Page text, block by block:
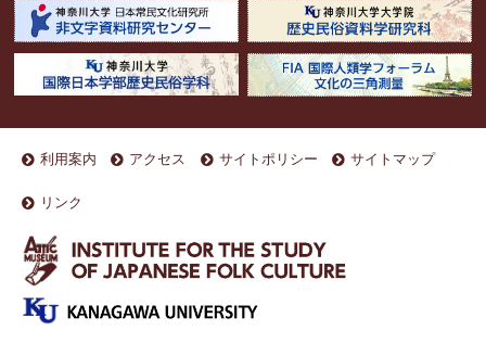
利用案内 アクセス サイトポリシー サイトマップ
リンク